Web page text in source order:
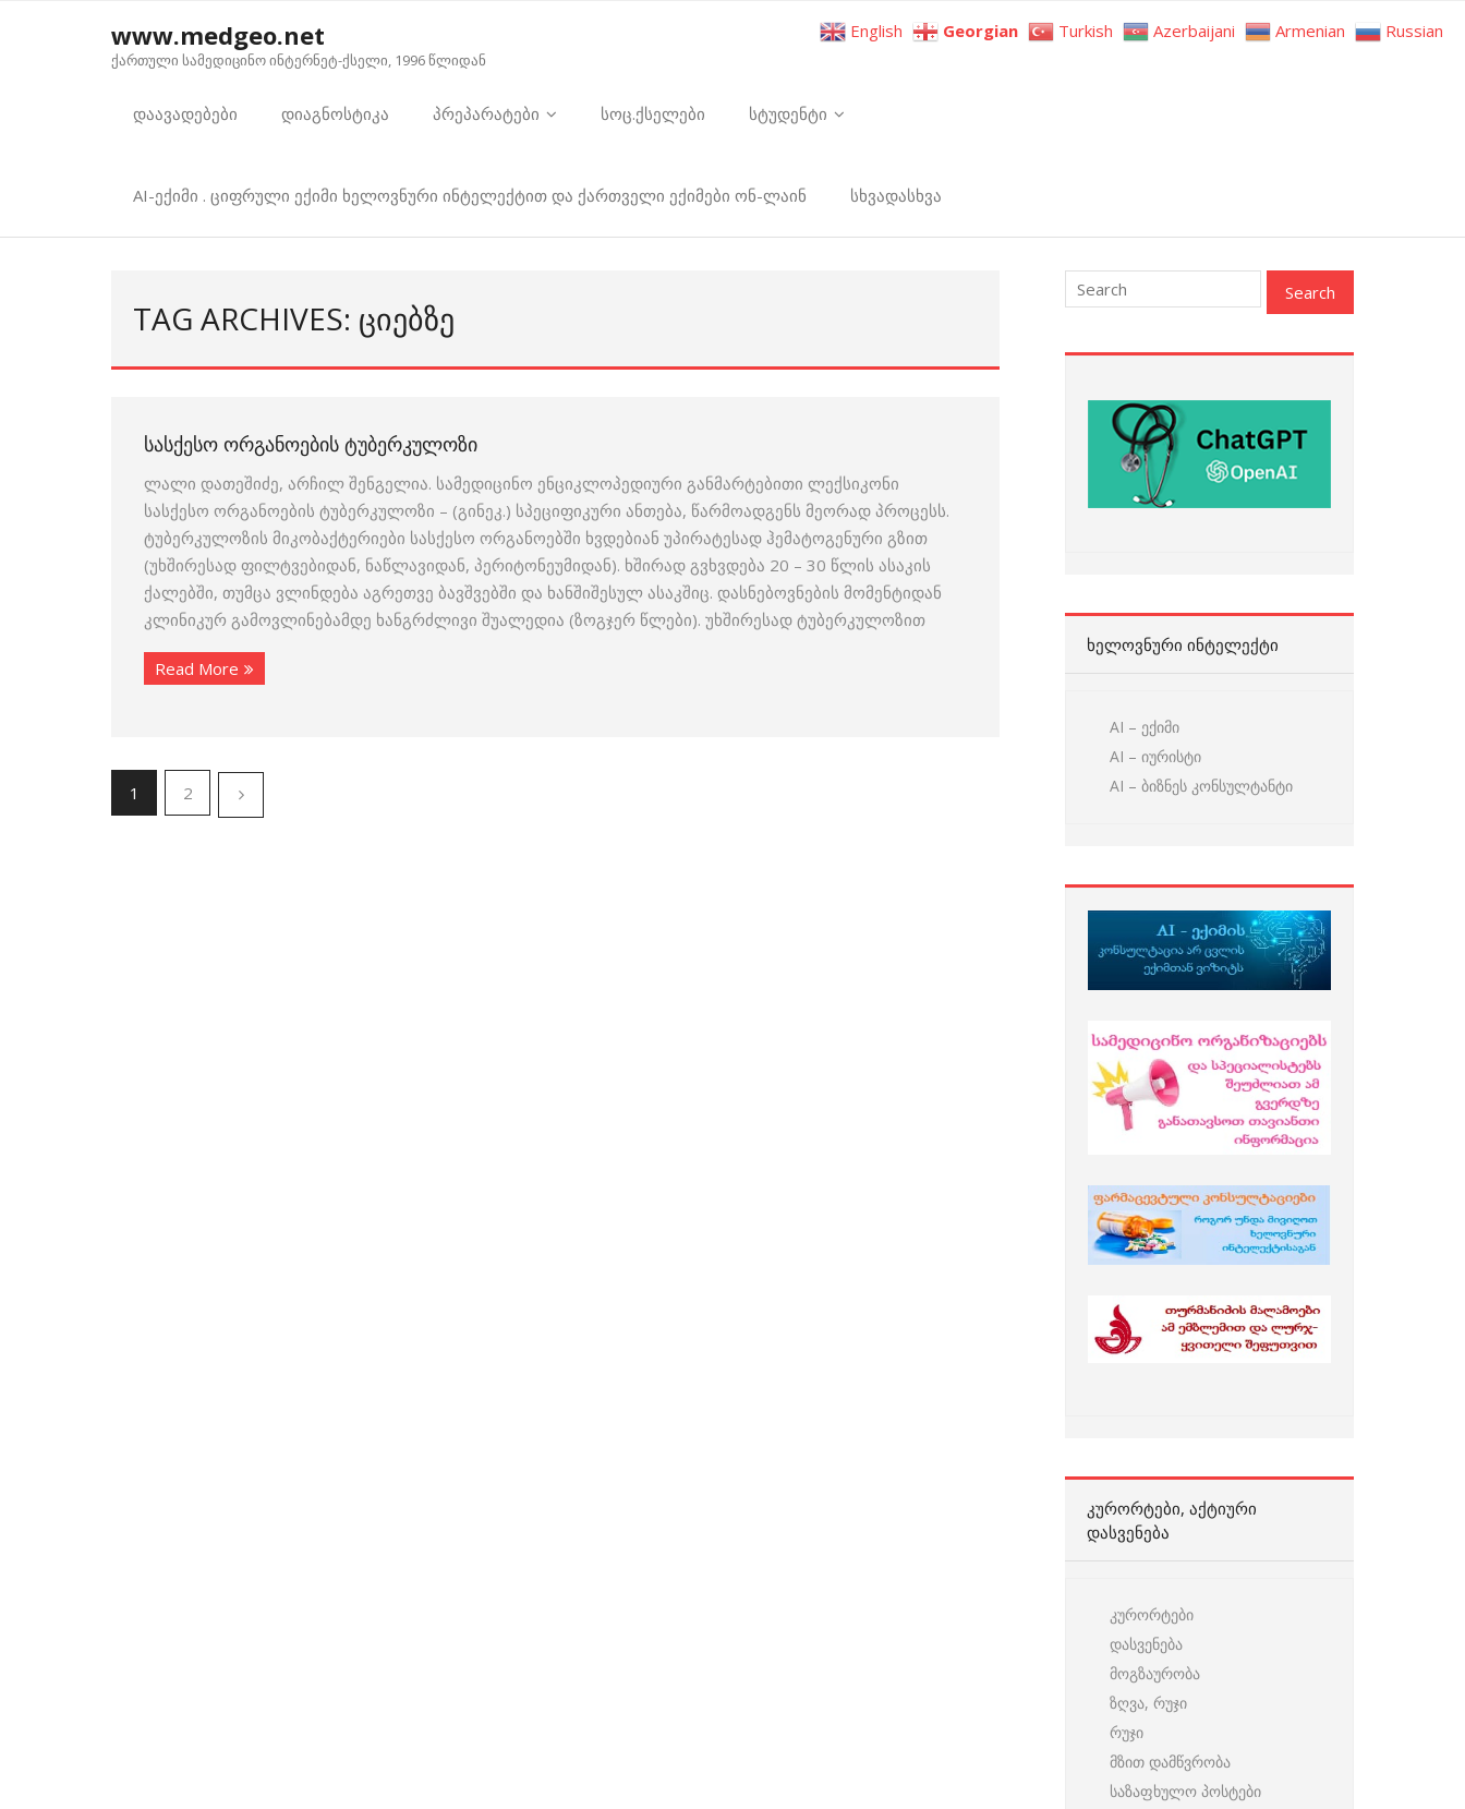
www.medgeo.net
ქართული სამედიცინო ინტერნეტ-ქსელი, 1996 წლიდან
დაავადებები დიაგნოსტიკა პრეპარატები სოც.ქსელები სტუდენტი
AI-ექიმი . ციფრული ექიმი ხელოვნური ინტელექტით და ქართველი ექიმები ონ-ლაინ სხვადასხვა
TAG ARCHIVES: ᲪᲘᲔᲑᲖᲔ
ᲡᲐᲡᲥᲔᲡᲝ ᲝᲠᲒᲐᲜᲝᲔᲑᲘᲡ ᲢᲣᲑᲔᲠᲙᲣᲚᲝᲖᲘ
ლალი დათეშიძე, არჩილ შენგელია. სამედიცინო ენციკლოპედიური განმარტებითი ლექსიკონი
სასქესო ორგანოების ტუბერკულოზი – (გინეკ.) სპეციფიკური ანთება, წარმოადგენს მეორად პროცესს.
ტუბერკულოზის მიკობაქტერიები სასქესო ორგანოებში ხვდებიან უპირატესად ჰემატოგენური გზით
(უხშირესად ფილტვებიდან, ნაწლავიდან, პერიტონეუმიდან). ხშირად გვხვდება 20 – 30 წლის ასაკის
ქალებში, თუმცა ვლინდება აგრეთვე ბავშვებში და ხანშიშესულ ასაკშიც. დასნებოვნების მომენტიდან
კლინიკურ გამოვლინებამდე ხანგრძლივი შუალედია (ზოგჯერ წლები). უხშირესად ტუბერკულოზით
Read More
1 2
ᲮᲔᲚᲝᲕᲜᲣᲠᲘ ᲘᲜᲢᲔᲚᲔᲥᲢᲘ
AI – ექიმი
AI – იურისტი
AI – ბიზნეს კონსულტანტი
ᲙᲣᲠᲝᲠᲢᲔᲑᲘ, ᲐᲥᲢᲘᲣᲠᲘ
ᲓᲐᲡᲕᲔᲜᲔᲑᲐ
კურორტები
დასვენება
მოგზაურობა
ზღვა, რუჯი
რუჯი
მზით დამწვრობა
საზაფხულო პოსტები
English Georgian Turkish Azerbaijani Armenian Russian